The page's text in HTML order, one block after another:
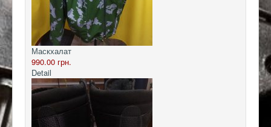
Маскхалат
990.00 грн.
Detail